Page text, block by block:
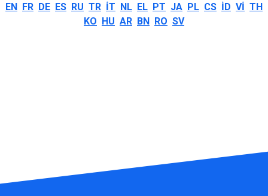
EN FR DE ES RU TR IT NL EL PT JA PL CS ID VI TH
KO HU AR BN RO SV